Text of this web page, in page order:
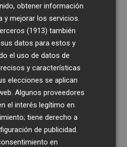
obtener información
y mejorar los servicios.
(1913) también
datos para estos y
el uso de datos de
y características
elecciones se aplican
Algunos proveedores
el interés legítimo en
tiene derecho a
de publicidad.
en